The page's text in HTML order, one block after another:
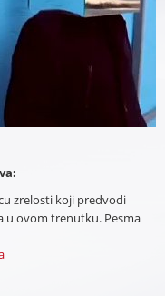
zrelosti koji predvodi
u ovom trenutku. Pesma